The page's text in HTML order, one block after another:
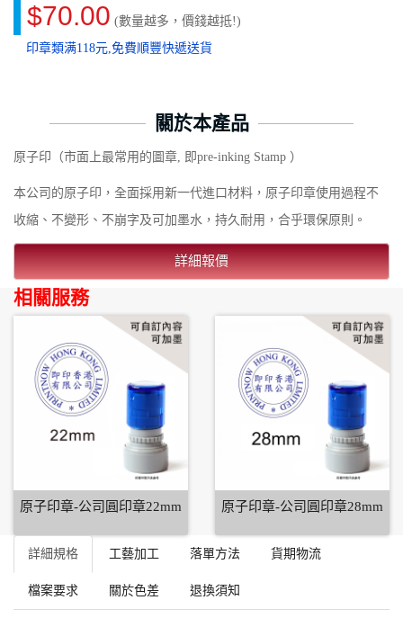
$70.00 (數量越多，價錢越抵!)
印章類满118元,免費順豐快遞送貨
關於本產品
原子印（市面上最常用的圖章, 即pre-inking Stamp ）
本公司的原子印，全面採用新一代進口材料，原子印章使用過程不
收縮、不變形、不崩字及可加墨水，持久耐用，合乎環保原則。
詳細報價
相關服務
原子印章-公司圓印章22mm 原子印章-公司圓印章28mm
詳細規格 工藝加工 落單方法 貨期物流
檔案要求 關於色差 退換須知